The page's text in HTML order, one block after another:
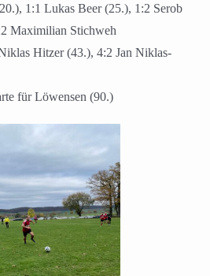
1:1 Lukas Beer (25.), 1:2 Serob
Maximilian Stichweh
Hitzer (43.), 4:2 Jan Niklas-
für Löwensen (90.)